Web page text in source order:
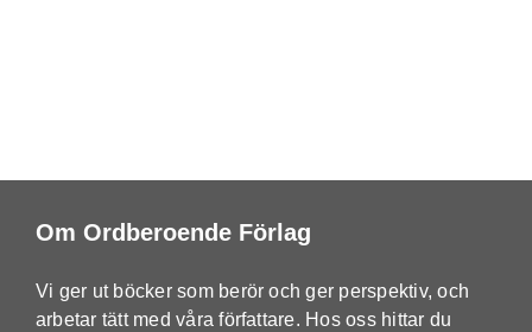
Om Ordberoende Förlag
Vi ger ut böcker som berör och ger perspektiv, och
arbetar tätt med våra författare. Hos oss hittar du